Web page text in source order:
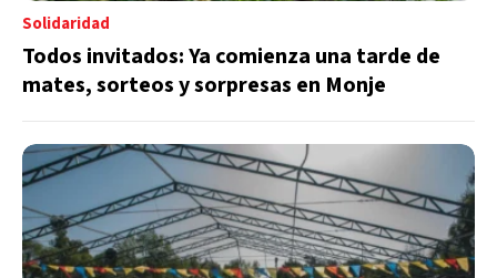
Solidaridad
Todos invitados: Ya comienza una tarde de
mates, sorteos y sorpresas en Monje